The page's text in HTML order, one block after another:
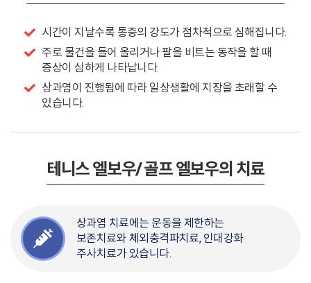
시간이 지날수록 통증의 강도가 점차적으로 심해집니다.
주로 물건을 들어 올리거나 팔을 비트는 동작을 할 때
증상이 심하게 나타납니다.
상과염이 진행됨에 따라 일상생활에 지장을 초래할 수
있습니다.
테니스 엘보우/ 골프 엘보우의 치료
상과염 치료에는 운동을 제한하는
보존치료와 체외충격파치료, 인대강화
주사치료가 있습니다.